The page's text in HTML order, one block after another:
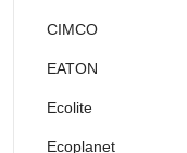
CIMCO
EATON
Ecolite
Ecoplanet